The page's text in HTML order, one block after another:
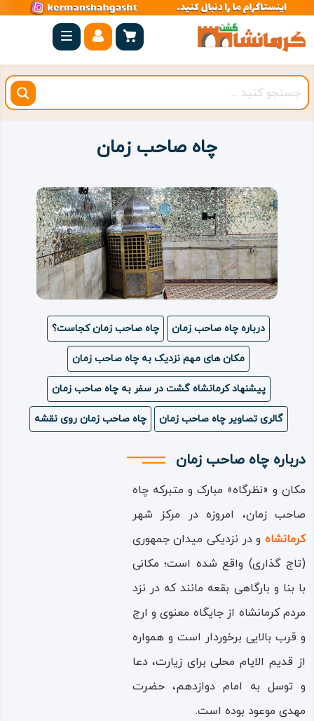
صفحه
اصلی
کرمانشاه
شهرستان
روستاهای
اقامتگاه
چاه صاحب زمان
درباره چاه صاحب زمان چاه صاحب زمان کجاست؟
مکان های مهم نزدیک به چاه صاحب زمان
پیشنهاد کرمانشاه گشت در سفر به چاه صاحب زمان
گالری تصاویر چاه صاحب زمان چاه صاحب زمان روی نقشه
درباره چاه صاحب زمان
مکان و «نظرگاه» مبارک و متبرکه چاه
صاحب‌ زمان، امروزه در مرکز شهر
کرمانشاه و در نزدیکی میدان جمهوری
(تاج‌ گذاری) واقع شده است؛ مکانی
با بنا و بارگاهی بقعه‌ مانند که در نزد
مردم کرمانشاه از جایگاه معنوی و ارج
و قرب بالایی برخوردار است و همواره
از قدیم‌ الایام محلی برای زیارت، دعا
و توسل به امام دوازدهم، حضرت
مهدی موعود بوده است.